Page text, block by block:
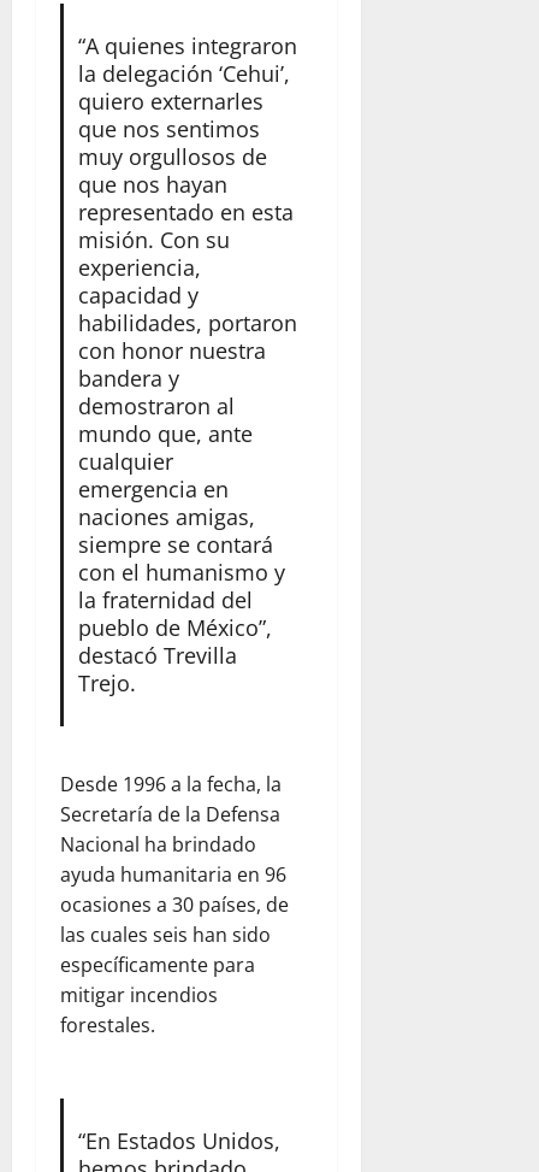
“A quienes integraron
la delegación ‘Cehui’,
quiero externarles
que nos sentimos
muy orgullosos de
que nos hayan
representado en esta
misión. Con su
experiencia,
capacidad y
habilidades, portaron
con honor nuestra
bandera y
demostraron al
mundo que, ante
cualquier
emergencia en
naciones amigas,
siempre se contará
con el humanismo y
la fraternidad del
pueblo de México”,
destacó Trevilla
Trejo.
Desde 1996 a la fecha, la
Secretaría de la Defensa
Nacional ha brindado
ayuda humanitaria en 96
ocasiones a 30 países, de
las cuales seis han sido
específicamente para
mitigar incendios
forestales.
“En Estados Unidos,